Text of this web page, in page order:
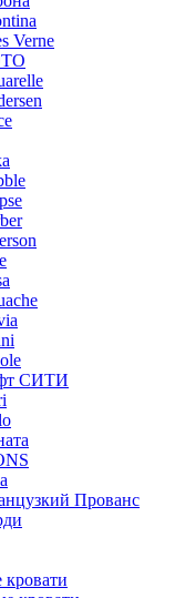
Verne
СИТИ
Прованс
кровати